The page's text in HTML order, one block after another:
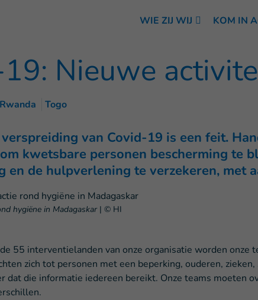
WIE ZIJ WIJ
KOM IN
Nieuwe
Rwanda Togo
van Covid-19 is een feit.
kwetsbare personen bescherming te
en de hulpverlening te verzekeren, met
hygiëne in Madagaskar| © HI
55 interventielanden van onze organisatie worden
zich tot personen met een beperking, ouderen,
dat die informatie iedereen bereikt. Onze teams moeten